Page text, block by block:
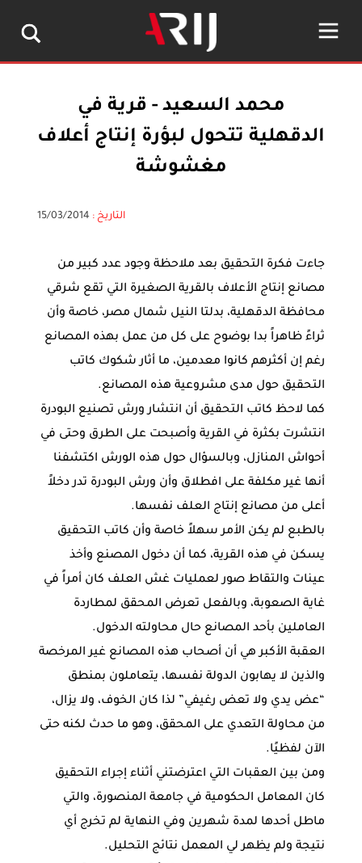
محمد السعيد - قرية في
الدقهلية تتحول لبؤرة إنتاج أعلاف
مغشوشة
التاريخ :15/03/2014
جاءت فكرة التحقيق بعد ملاحظة وجود عدد كبير من
مصانع إنتاج الأعلاف بالقرية الصغيرة التي تقع شرقي
محافظة الدقهلية، بدلتا النيل شمال مصر، خاصة وأن
ثراءً ظاهراً بدا بوضوح على كل من عمل بهذه المصانع
رغم إن أكثرهم كانوا معدمين، ما أثار شكوك كاتب
التحقيق حول مدى مشروعية هذه المصانع.
كما لاحظ كاتب التحقيق أن انتشار ورش تصنيع البودرة
انتشرت بكثرة في القرية وأصبحت على الطرق وحتى في
أحواش المنازل، وبالسؤال حول هذه الورش اكتشفنا
أنها غير مكلفة على افطلاق وأن ورش البودرة تدر دخلاً
أعلى من مصانع إنتاج العلف نفسها.
بالطبع لم يكن الأمر سهلاً خاصة وأن كاتب التحقيق
يسكن في هذه القرية، كما أن دخول المصنع وأخذ
عينات والتقاط صور لعمليات غش العلف كان أمراً في
غاية الصعوبة، وبالفعل تعرض المحقق لمطاردة
العاملين بأحد المصانع حال محاولته الدخول.
العقبة الأكبر هي أن أصحاب هذه المصانع غير المرخصة
والذين لا يهابون الدولة نفسها، يتعاملون بمنطق
“عض يدي ولا تعض رغيفي” لذا كان الخوف، ولا يزال،
من محاولة التعدي على المحقق، وهو ما حدث لكنه حتى
الآن لفظيًا.
ومن بين العقبات التي اعترضتني أثناء إجراء التحقيق
كان المعامل الحكومية في جامعة المنصورة، والتي
ماطل أحدها لمدة شهرين وفي النهاية لم تخرج أي
نتيجة ولم يظهر لي المعمل نتائج التحليل.